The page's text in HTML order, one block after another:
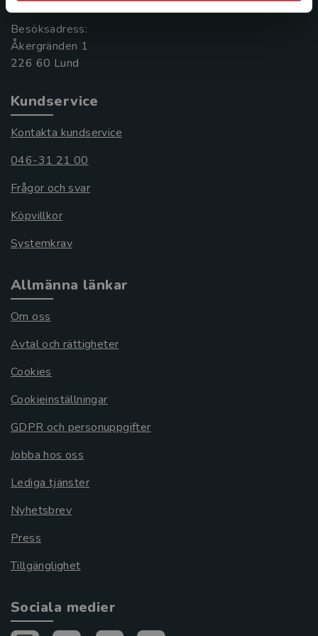
Besöksadress:
Åkergränden 1
Kundservice
Kontakta kundservice
046-31 21 00
Frågor och svar
Köpvillkor
Systemkrav
Allmänna länkar
Om oss
Avtal och rättigheter
Cookies
Cookieinställningar
GDPR och personuppgifter
Jobba hos oss
Lediga tjänster
Nyhetsbrev
Press
Tillgänglighet
Sociala medier